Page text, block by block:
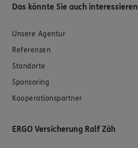
Das könnte Sie auch interessieren
Unsere Agentur
Referenzen
Standorte
Sponsoring
Kooperationspartner
ERGO Versicherung Ralf Zäh